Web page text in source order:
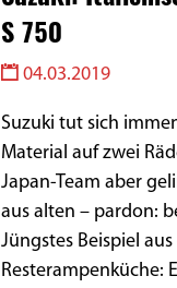
S 750
04.03.2019
Suzuki tut sich
Material auf zwei
Japan-Team aber
aus alten – pardon:
Jüngstes Beispiel
Resterampenküche: